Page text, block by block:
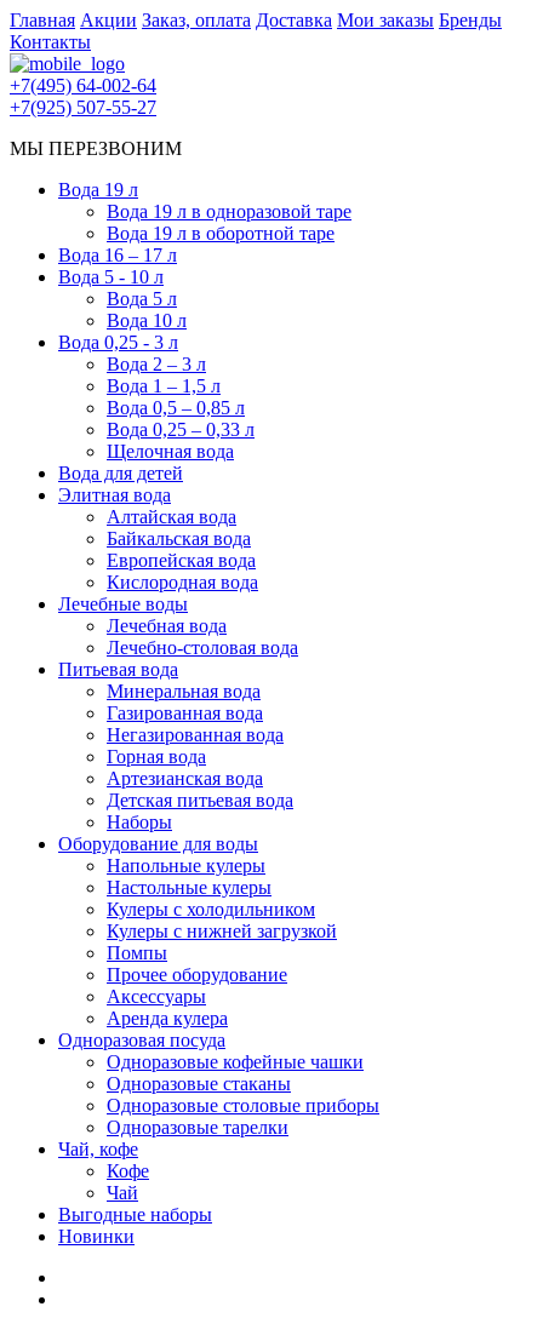
Главная Акции Заказ, оплата Доставка Мои заказы Бренды
Контакты
+7(495) 64-002-64
+7(925) 507-55-27
МЫ ПЕРЕЗВОНИМ
Вода 19 л
Вода 19 л в одноразовой таре
Вода 19 л в оборотной таре
Вода 16 – 17 л
Вода 5 - 10 л
Вода 5 л
Вода 10 л
Вода 0,25 - 3 л
Вода 2 – 3 л
Вода 1 – 1,5 л
Вода 0,5 – 0,85 л
Вода 0,25 – 0,33 л
Щелочная вода
Вода для детей
Элитная вода
Алтайская вода
Байкальская вода
Европейская вода
Кислородная вода
Лечебные воды
Лечебная вода
Лечебно-столовая вода
Питьевая вода
Минеральная вода
Газированная вода
Негазированная вода
Горная вода
Артезианская вода
Детская питьевая вода
Наборы
Оборудование для воды
Напольные кулеры
Настольные кулеры
Кулеры с холодильником
Кулеры с нижней загрузкой
Помпы
Прочее оборудование
Аксессуары
Аренда кулера
Одноразовая посуда
Одноразовые кофейные чашки
Одноразовые стаканы
Одноразовые столовые приборы
Одноразовые тарелки
Чай, кофе
Кофе
Чай
Выгодные наборы
Новинки